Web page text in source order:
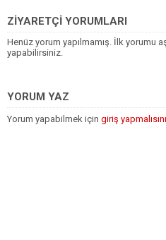
ZİYARETÇİ YORUMLARI
Henüz yorum yapılmamış. İlk yorumu
yapabilirsiniz.
YORUM YAZ
Yorum yapabilmek için giriş